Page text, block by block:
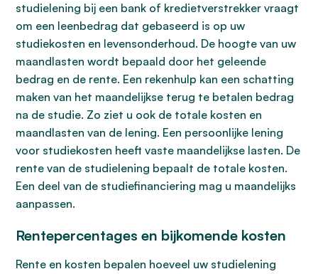
studielening bij een bank of kredietverstrekker vraagt
om een leenbedrag dat gebaseerd is op uw
studiekosten en levensonderhoud. De hoogte van uw
maandlasten wordt bepaald door het geleende
bedrag en de rente. Een rekenhulp kan een schatting
maken van het maandelijkse terug te betalen bedrag
na de studie. Zo ziet u ook de totale kosten en
maandlasten van de lening. Een persoonlijke lening
voor studiekosten heeft vaste maandelijkse lasten. De
rente van de studielening bepaalt de totale kosten.
Een deel van de studiefinanciering mag u maandelijks
aanpassen.
Rentepercentages en bijkomende kosten
Rente en kosten bepalen hoeveel uw studielening